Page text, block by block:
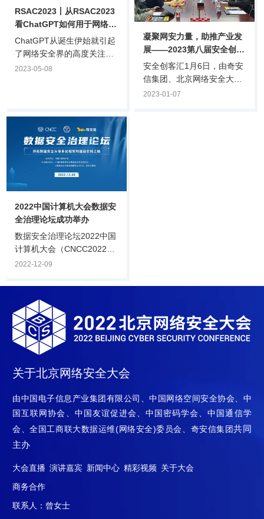
RSAC2023丨从RSAC2023
看ChatGPT如何用于网络攻
击
ChatGPT从诞生伊始就引起
了网络安全界的高度关注：
它是否能用于网络攻击或者
ChatGPT在网络安全领域的
应用尚处于初级阶段，我们
看看本届RSAC大会上专家
如何解读ChatGPT在网络安
全领域的应用。
2023-05-08
凝聚网安力量，助推产业发
展——2023第八届安全创客
汇专家研讨会在京成功举行
安全创客汇1月6日，由奇安
信集团、北京网络安全大会
（BCS）、全国网络信息安
2023-01-07
2022中国计算机大会数据安
全治理论坛成功举办
数据安全治理论坛2022中国
计算机大会（CNCC2022）
12月8日，由中国计算机学
业委员会、奇安信集团承办
的CNCC2022数据安全治理
论坛在线上举行。论坛由
CCF计算机安全专委会荣誉
主任，公安部第一研究所、
第三研究所原所长严明主
持，邀请政府主管单位、科
研院所、安全厂商、企业安
拓数据安全从体系化框架到
建设实践之路”主题，聚焦数
据安全现阶段的问题.
2022-12-09
关于北京网络安全大会
由中国电子信息产业集团有限公司、中国网络空间安全协会、中
国互联网协会、中国友谊促进会、中国密码学会、中国通信学
会、全国工商联大数据运维(网络安全)委员会、奇安信集团共同
主办
大会直播 演讲嘉宾 新闻中心 精彩视频 关于大会
商务合作
联系人：曾女士